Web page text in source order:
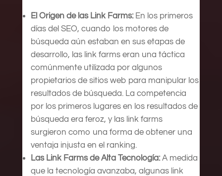
El Origen de las Link Farms:En los primeros
días del SEO, cuando los motores de
búsqueda aún estaban en sus etapas de
desarrollo, las link farms eran una táctica
comúnmente utilizada por algunos
propietarios de sitios web para manipular los
resultados de búsqueda. La competencia
por los primeros lugares en los resultados de
búsqueda era feroz, y las link farms
surgieron como una forma de obtener una
ventaja injusta en el ranking.
Las Link Farms de Alta Tecnología:A medida
que la tecnología avanzaba, algunas link